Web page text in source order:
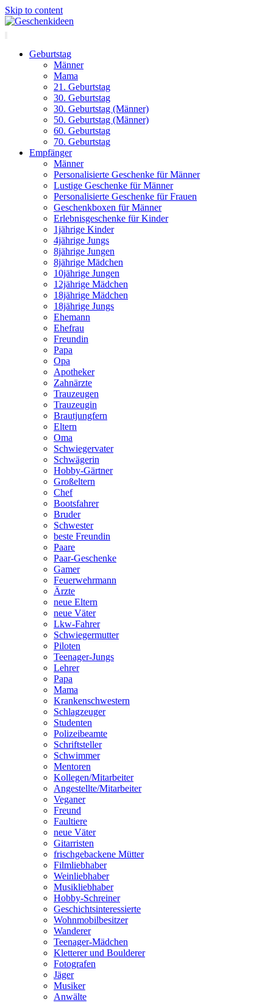
Skip to content
Geburtstag
Männer
Mama
21. Geburtstag
30. Geburtstag
30. Geburtstag (Männer)
50. Geburtstag (Männer)
60. Geburtstag
70. Geburtstag
Empfänger
Männer
Personalisierte Geschenke für Männer
Lustige Geschenke für Männer
Personalisierte Geschenke für Frauen
Geschenkboxen für Männer
Erlebnisgeschenke für Kinder
1jährige Kinder
4jährige Jungs
8jährige Jungen
8jährige Mädchen
10jährige Jungen
12jährige Mädchen
18jährige Mädchen
18jährige Jungs
Ehemann
Ehefrau
Freundin
Papa
Opa
Apotheker
Zahnärzte
Trauzeugen
Trauzeugin
Brautjungfern
Eltern
Oma
Schwiegervater
Schwägerin
Hobby-Gärtner
Großeltern
Chef
Bootsfahrer
Bruder
Schwester
beste Freundin
Paare
Paar-Geschenke
Gamer
Feuerwehrmann
Ärzte
neue Eltern
neue Väter
Lkw-Fahrer
Schwiegermutter
Piloten
Teenager-Jungs
Lehrer
Papa
Mama
Krankenschwestern
Schlagzeuger
Studenten
Polizeibeamte
Schriftsteller
Schwimmer
Mentoren
Kollegen/Mitarbeiter
Angestellte/Mitarbeiter
Veganer
Freund
Faultiere
neue Väter
Gitarristen
frischgebackene Mütter
Filmliebhaber
Weinliebhaber
Musikliebhaber
Hobby-Schreiner
Geschichtsinteressierte
Wohnmobilbesitzer
Wanderer
Teenager-Mädchen
Kletterer und Boulderer
Fotografen
Jäger
Musiker
Anwälte